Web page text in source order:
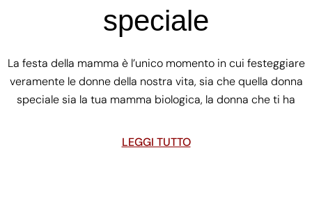
speciale
La festa della mamma è l’unico momento in cui festeggiare
veramente le donne della nostra vita, sia che quella donna
speciale sia la tua mamma biologica, la donna che ti ha
LEGGI TUTTO